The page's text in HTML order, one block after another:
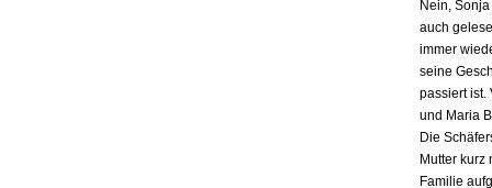
Nein,
auch
immer
seine
passiert ist.
und Maria
Die
Mutter
Familie